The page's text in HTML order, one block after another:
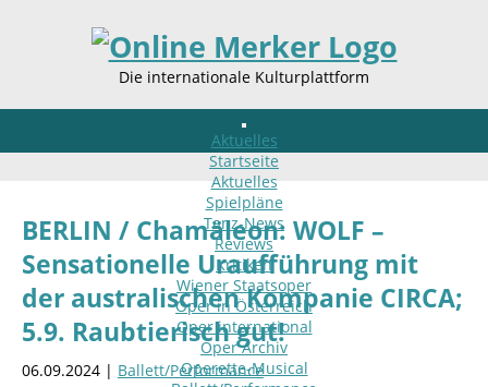
Die internationale Kulturplattform
Aktuelles
Startseite
Aktuelles
Spielpläne
Tanz-News
Reviews
Kritiken
Wiener Staatsoper
Oper in Österreich
Oper international
Oper Archiv
Operette-Musical
BERLIN / Chamäleon: WOLF –
Sensationelle Uraufführung mit
der australischen Kompanie CIRCA;
5.9. Raubtierisch gut!
06.09.2024 | Ballett/Performance